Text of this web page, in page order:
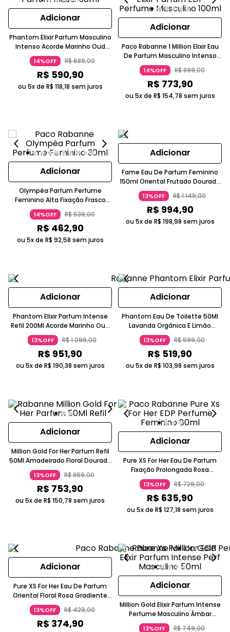
Adicionar
Phantom Elixir Parfum Masculino
Intenso Acorde Marinho Oud
Paco Rabanne
14%OFF R$689,00
R$ 590,90
ou 5x de R$ 118,18 sem juros
Adicionar
Paco Rabanne 1 Million Elixir Eau
De Parfum Masculino Intenso
Dourado
14%OFF R$899,00
R$ 773,90
ou 5x de R$ 154,78 sem juros
Adicionar
Olympéa Parfum Perfume
Feminino Alta Fixação Frasco
Preto Laqueado 30ml Paco
Rabanne
14%OFF R$539,00
R$ 462,90
ou 5x de R$ 92,58 sem juros
Adicionar
Fame Eau De Parfum Feminino
150ml Oriental Frutado Dourado
Paco Rabanne
13%OFF R$1.149,00
R$ 994,90
ou 5x de R$ 198,98 sem juros
Adicionar
Phantom Elixir Parfum Intense
Refil 200Ml Acorde Marinho Oud
Baunilha PACO RABANNE
13%OFF R$1.099,00
R$ 951,90
ou 5x de R$ 190,38 sem juros
Adicionar
Phantom Eau De Toilette 50Ml
Lavanda Orgânica E Limão
Italiano Frasco Cromado Paco
Rabanne
13%OFF R$599,00
R$ 519,90
ou 5x de R$ 103,98 sem juros
Adicionar
Million Gold For Her Parfum Refil
50Ml Amadeirado Floral Dourado
Paco Rabanne
13%OFF R$869,00
R$ 753,90
ou 5x de R$ 150,78 sem juros
Adicionar
Pure XS For Her Eau De Parfum
Fixação Prolongada Rosa
Gradiente Paco Rabanne
13%OFF R$729,00
R$ 635,90
ou 5x de R$ 127,18 sem juros
Adicionar
Pure XS For Her Eau De Parfum
Oriental Floral Rosa Gradiente
Paco Rabanne
13%OFF R$429,00
R$ 374,90
Adicionar
Million Gold Elixir Parfum Intense
Perfume Masculino Âmbar
Amadeirado Baunilha Paco
13%OFF R$749,00